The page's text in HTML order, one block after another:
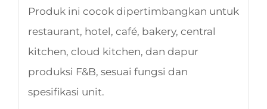
Produk ini cocok dipertimbangkan untuk
restaurant, hotel, café, bakery, central
kitchen, cloud kitchen, dan dapur
produksi F&B, sesuai fungsi dan
spesifikasi unit.